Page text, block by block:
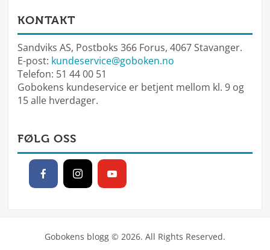
KONTAKT
Sandviks AS, Postboks 366 Forus, 4067 Stavanger.
E-post: kundeservice@goboken.no
Telefon: 51 44 00 51
Gobokens kundeservice er betjent mellom kl. 9 og
15 alle hverdager.
FØLG OSS
Gobokens blogg © 2026. All Rights Reserved.